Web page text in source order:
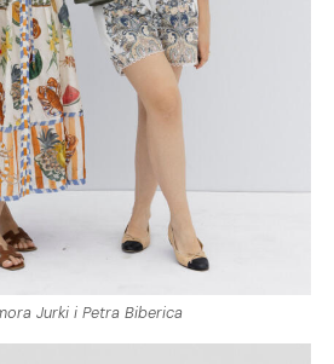
Jurki i Petra Biberica